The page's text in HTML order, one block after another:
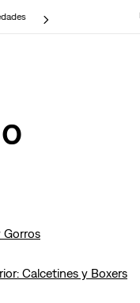
Gorros
Calcetines y Boxers